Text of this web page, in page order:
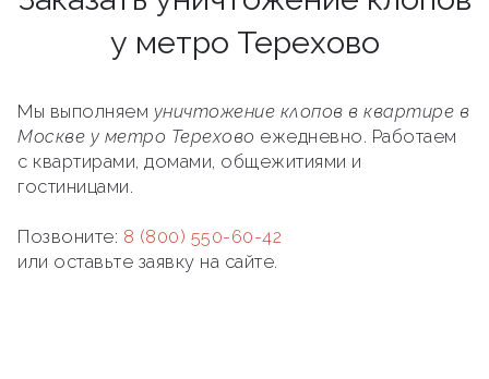
у метро Терехово
Мы выполняем уничтожение клопов в квартире в
Москве у метро Терехово ежедневно. Работаем
с квартирами, домами, общежитиями и
гостиницами.
Позвоните: 8 (800) 550-60-42
или оставьте заявку на сайте.